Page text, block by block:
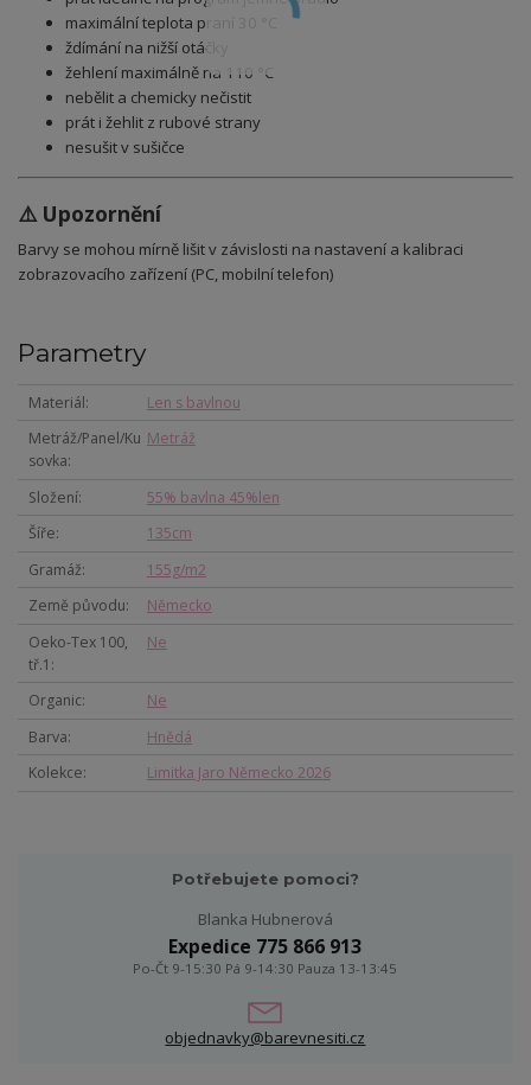
maximální teplota praní 30 °C
ždímání na nižší otáčky
žehlení maximálně na 110 °C
nebělit a chemicky nečistit
prát i žehlit z rubové strany
nesušit v sušičce
⚠️ Upozornění
Barvy se mohou mírně lišit v závislosti na nastavení a kalibraci
zobrazovacího zařízení (PC, mobilní telefon)
Parametry
Materiál
Len s bavlnou
Metráž/Panel/Ku
sovka
Metráž
Složení
55% bavlna 45%len
Šíře
135cm
Gramáž
155g/m2
Země původu
Německo
Oeko-Tex 100,
tř.1
Ne
Organic
Ne
Barva
Hnědá
Kolekce
Limitka Jaro Německo 2026
Potřebujete pomoci?
Blanka Hubnerová
Expedice 775 866 913
Po-Čt 9-15:30 Pá 9-14:30 Pauza 13-13:45
objednavky@barevnesiti.cz